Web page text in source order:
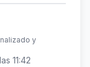
y
11:42